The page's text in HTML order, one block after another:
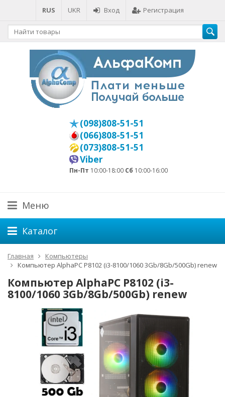
RUS UKR Вход Регистрация
(098)808-51-51
(066)808-51-51
(073)808-51-51
Viber
Пн-Пт 10:00-18:00 Сб 10:00-16:00
Меню
Каталог
Главная
Компьютеры
Компьютер AlphaPC P8102 (i3-8100/1060 3Gb/8Gb/500Gb) renew
Компьютер AlphaPC P8102 (i3-
8100/1060 3Gb/8Gb/500Gb) renew